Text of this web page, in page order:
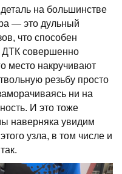
на большинстве
— это дульный
что способен
ДТК совершенно
место накручивают
резьбу просто
ни на
И это тоже
наверняка увидим
узла, в том числе и